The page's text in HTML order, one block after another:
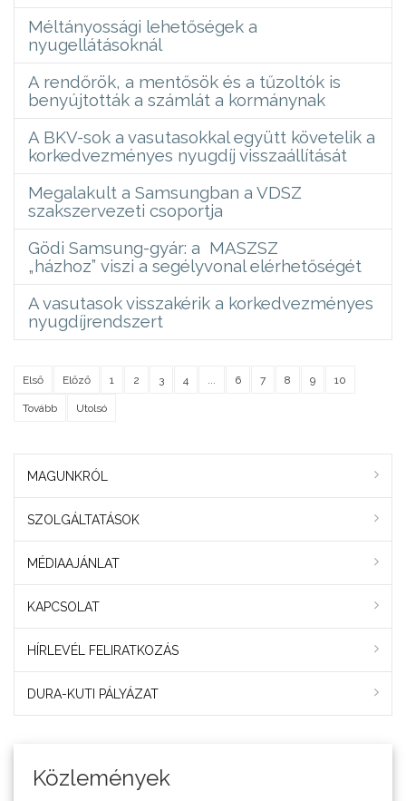
Méltányossági lehetőségek a
nyugellátásoknál
A rendőrök, a mentősök és a tűzoltók is
benyújtották a számlát a kormánynak
A BKV-sok a vasutasokkal együtt követelik a
korkedvezményes nyugdíj visszaállítását
Megalakult a Samsungban a VDSZ
szakszervezeti csoportja
Gödi Samsung-gyár: a MASZSZ
„házhoz” viszi a segélyvonal elérhetőségét
A vasutasok visszakérik a korkedvezményes
nyugdíjrendszert
Első Előző 1 2 3 4 6 7 8 9 10
Tovább Utolsó
MAGUNKRÓL
SZOLGÁLTATÁSOK
MÉDIAAJÁNLAT
KAPCSOLAT
HÍRLEVÉL FELIRATKOZÁS
DURA-KUTI PÁLYÁZAT
Közlemények